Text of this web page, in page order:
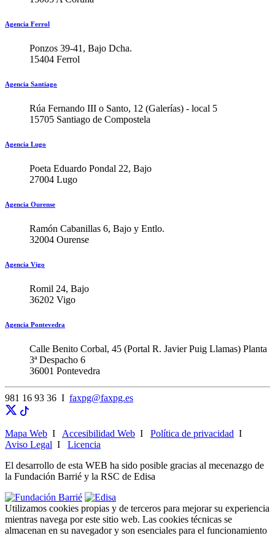
Agencia Ferrol
Ponzos 39-41, Bajo Dcha.
15404 Ferrol
Agencia Santiago
Rúa Fernando III o Santo, 12 (Galerías) - local 5
15705 Santiago de Compostela
Agencia Lugo
Poeta Eduardo Pondal 22, Bajo
27004 Lugo
Agencia Ourense
Ramón Cabanillas 6, Bajo y Entlo.
32004 Ourense
Agencia Vigo
Romil 24, Bajo
36202 Vigo
Agencia Pontevedra
Calle Benito Corbal, 45 (Portal R. Javier Puig Llamas) Planta
3ª Despacho 6
36001 Pontevedra
981 16 93 36 I faxpg@faxpg.es
Mapa Web I Accesibilidad Web I Política de privacidad I
Aviso Legal I Licencia
El desarrollo de esta WEB ha sido posible gracias al mecenazgo de
la Fundación Barrié y la RSC de Edisa
Utilizamos cookies propias y de terceros para mejorar su experiencia
mientras navega por este sitio web. Las cookies técnicas se
almacenan en su navegador y son esenciales para el funcionamiento